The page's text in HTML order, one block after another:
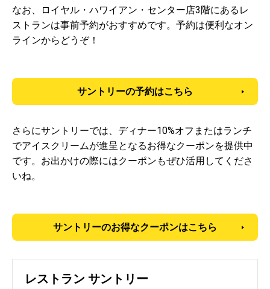
なお、ロイヤル・ハワイアン・センター店3階にあるレ
ストランは事前予約がおすすめです。予約は便利なオン
ラインからどうぞ！
サントリーの予約はこちら
さらにサントリーでは、ディナー10%オフまたはランチ
でアイスクリームが進呈となるお得なクーポンを提供中
です。お出かけの際にはクーポンもぜひ活用してくださ
いね。
サントリーのお得なクーポンはこちら
レストラン サントリー